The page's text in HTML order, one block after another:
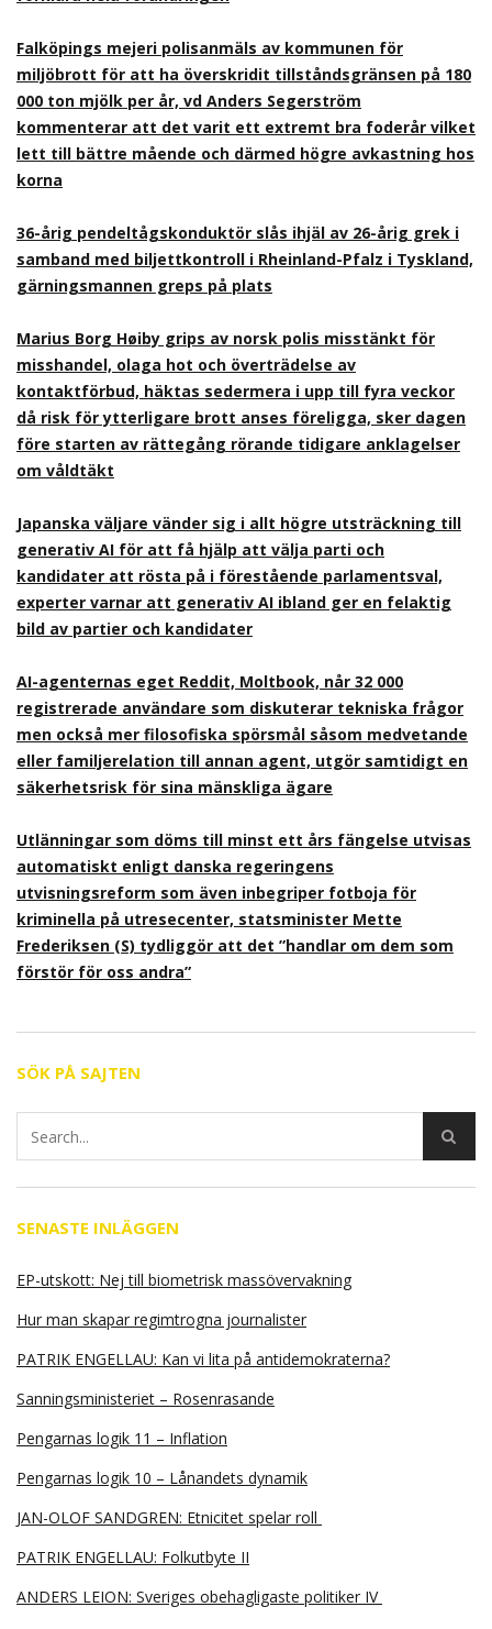
Falköpings mejeri polisanmäls av kommunen för
miljöbrott för att ha överskridit tillståndsgränsen på 180
000 ton mjölk per år, vd Anders Segerström
kommenterar att det varit ett extremt bra foderår vilket
lett till bättre mående och därmed högre avkastning hos
korna
36-årig pendeltågskonduktör slås ihjäl av 26-årig grek i
samband med biljettkontroll i Rheinland-Pfalz i Tyskland,
gärningsmannen greps på plats
Marius Borg Høiby grips av norsk polis misstänkt för
misshandel, olaga hot och överträdelse av
kontaktförbud, häktas sedermera i upp till fyra veckor
då risk för ytterligare brott anses föreligga, sker dagen
före starten av rättegång rörande tidigare anklagelser
om våldtäkt
Japanska väljare vänder sig i allt högre utsträckning till
generativ AI för att få hjälp att välja parti och
kandidater att rösta på i förestående parlamentsval,
experter varnar att generativ AI ibland ger en felaktig
bild av partier och kandidater
AI-agenternas eget Reddit, Moltbook, når 32 000
registrerade användare som diskuterar tekniska frågor
men också mer filosofiska spörsmål såsom medvetande
eller familjerelation till annan agent, utgör samtidigt en
säkerhetsrisk för sina mänskliga ägare
Utlänningar som döms till minst ett års fängelse utvisas
automatiskt enligt danska regeringens
utvisningsreform som även inbegriper fotboja för
kriminella på utresecenter, statsminister Mette
Frederiksen (S) tydliggör att det ”handlar om dem som
förstör för oss andra”
SÖK PÅ SAJTEN
SENASTE INLÄGGEN
EP-utskott: Nej till biometrisk massövervakning
Hur man skapar regimtrogna journalister
PATRIK ENGELLAU: Kan vi lita på antidemokraterna?
Sanningsministeriet – Rosenrasande
Pengarnas logik 11 – Inflation
Pengarnas logik 10 – Lånandets dynamik
JAN-OLOF SANDGREN: Etnicitet spelar roll
PATRIK ENGELLAU: Folkutbyte II
ANDERS LEION: Sveriges obehagligaste politiker IV